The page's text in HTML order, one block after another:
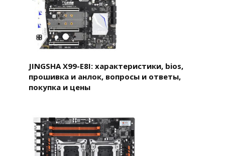
JINGSHA X99-E8I: характеристики, bios,
прошивка и анлок, вопросы и ответы,
покупка и цены